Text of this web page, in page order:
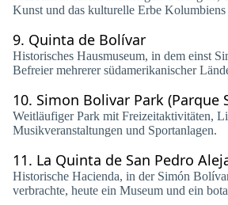
Kunst und das kulturelle Erbe Kolumbiens
9. Quinta de Bolívar
Historisches Hausmuseum, in dem einst
Befreier mehrerer südamerikanischer
10. Simon Bolivar Park (Parque
Weitläufiger Park mit Freizeitaktivitäten,
Musikveranstaltungen und Sportanlagen.
11. La Quinta de San Pedro
Historische Hacienda, in der Simón
verbrachte, heute ein Museum und ein